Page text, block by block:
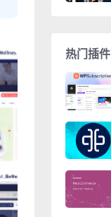
热门插件